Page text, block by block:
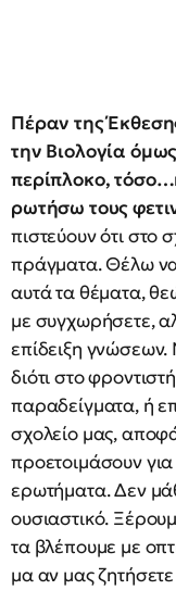
Πέραν της
την Βιολογία
περίπλοκο,
ρωτήσω τους
πιστεύουν ότι στο
πράγματα. Θέλω να
αυτά τα θέματα,
με συγχωρήσετε,
επίδειξη
διότι στο
παραδείγματα, ή
σχολείο μας,
προετοιμάσουν
ερωτήματα. Δεν
ουσιαστικό.
τα βλέπουμε με
μα αν μας